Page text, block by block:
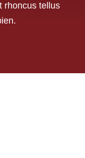
rhoncus tellus